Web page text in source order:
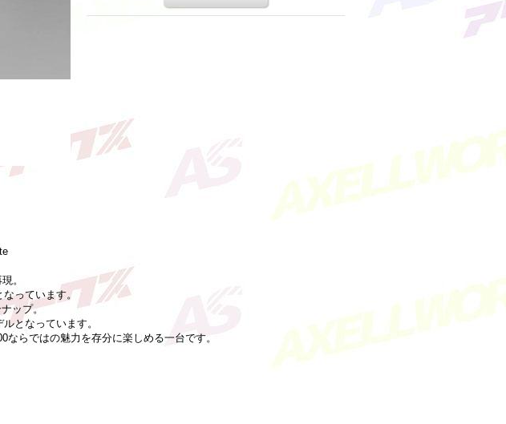
。
っています。
ップ。
となっています。
らではの魅力を存分に楽しめる一台です。